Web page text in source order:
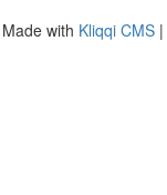
with Kliqqi CMS |